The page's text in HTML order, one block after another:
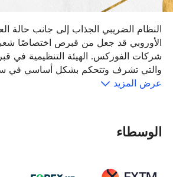
النظام الضريبي الجذاب إلى جانب حالة
الأوروبي قد جعل من قبرص اختصاصًا
والتي تشرف وتتحكم بشكل أساسي في
الخدمات المالية. من خلال تفكير الحد الأدنى
عرض المزيد
الوسطاء